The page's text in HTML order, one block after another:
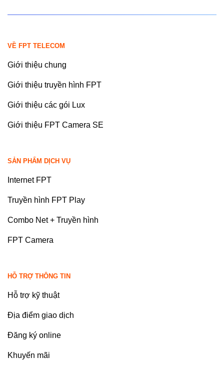
VỀ FPT TELECOM
Giới thiệu chung
Giới thiệu truyền hình FPT
Giới thiệu các gói Lux
Giới thiệu FPT Camera SE
SẢN PHẨM DỊCH VỤ
Internet FPT
Truyền hình FPT Play
Combo Net + Truyền hình
FPT Camera
HỖ TRỢ THÔNG TIN
Hỗ trợ kỹ thuật
Địa điểm giao dịch
Đăng ký online
Khuyến mãi